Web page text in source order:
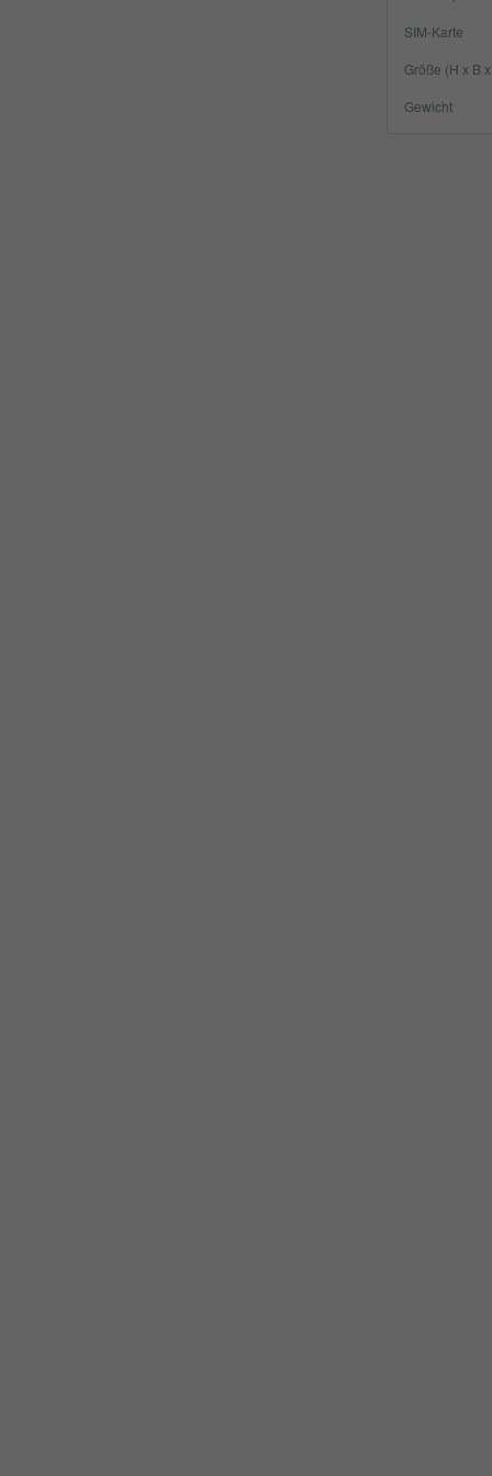
SIM-Karte
Größe (H x B
Gewicht